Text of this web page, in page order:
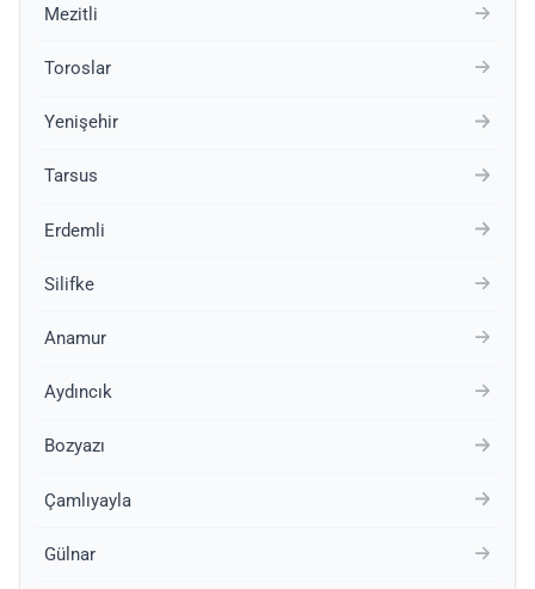
Mezitli
Toroslar
Yenişehir
Tarsus
Erdemli
Silifke
Anamur
Aydıncık
Bozyazı
Çamlıyayla
Gülnar